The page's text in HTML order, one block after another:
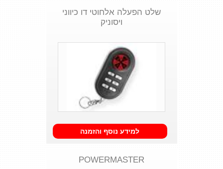
שלט הפעלה אלחוטי דו כיווני
ויסוניק
למידע נוסף והזמנה
POWERMASTER